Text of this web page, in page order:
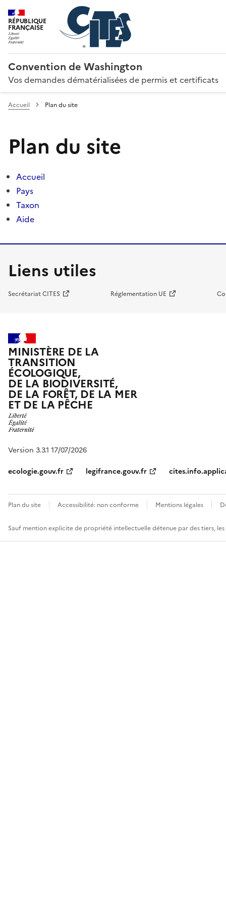
RÉPUBLIQUE
FRANÇAISE
Convention de Washington
Vos demandes dématérialisées de permis et certificats
Accueil Plan du site
Plan du site
Accueil
Pays
Taxon
Aide
Liens utiles
Secrétariat CITES Réglementation UE
MINISTÈRE DE LA
TRANSITION
ÉCOLOGIQUE,
DE LA BIODIVERSITÉ,
DE LA FORÊT, DE LA MER
ET DE LA PÊCHE
Version 3.3.1 17/07/2026
ecologie.gouv.fr
legifrance.gouv.fr
Plan du site Accessibilité: non conforme Mentions légales
Sauf mention explicite de propriété intellectuelle détenue par des tiers,